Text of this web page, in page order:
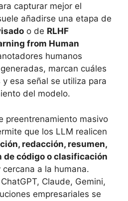
capturar mejor el
añadirse una etapa de
o de RLHF
from Human
humanos
marcan cuáles
esa señal se utiliza para
del modelo.
preentrenamiento masivo
que los LLM realicen
redacción, resumen,
de código o clasificación
a la humana.
Claude, Gemini,
empresariales se